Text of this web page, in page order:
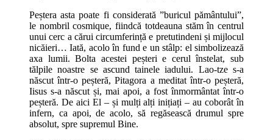
Peștera asta poate fi considerată ”buricul pământului”,
le nombril cosmique, fiindcă totdeauna stăm în centrul
unui cerc a cărui circumferință e pretutindeni și mijlocul
nicăieri… Iată, acolo în fund e un stâlp: el simbolizează
axa lumii. Bolta acestei peșteri e cerul înstelat, sub
tălpile noastre se ascund tainele iadului. Lao-tze s-a
născut într-o peșteră, Pitagora a meditat într-o peșteră,
Iisus s-a născut și, mai apoi, a fost înmormântat într-o
peșteră. De aici El – și mulți alți inițiați – au coborât în
infern, ca apoi, de acolo, să regăsească drumul spre
absolut, spre supremul Bine.